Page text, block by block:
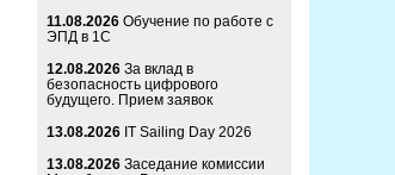
11.08.2026 Обучение по работе с
ЭПД в 1С
12.08.2026 За вклад в
безопасность цифрового
будущего. Прием заявок
13.08.2026 IT Sailing Day 2026
13.08.2026 Заседание комиссии